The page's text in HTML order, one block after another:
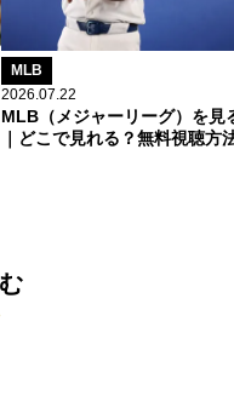
MLB
2026.07.22
MLB（メジャーリーグ）を見
｜どこで見れる？無料視聴方